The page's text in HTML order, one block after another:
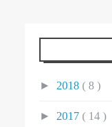
► 2018 ( 8 )
► 2017 ( 14 )